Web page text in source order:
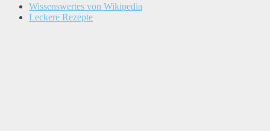
Wissenswertes von Wikipedia
Leckere Rezepte